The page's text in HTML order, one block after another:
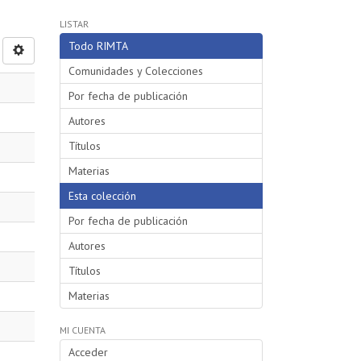
LISTAR
Todo RIMTA
Comunidades y Colecciones
Por fecha de publicación
Autores
Títulos
Materias
Esta colección
Por fecha de publicación
Autores
Títulos
Materias
MI CUENTA
Acceder